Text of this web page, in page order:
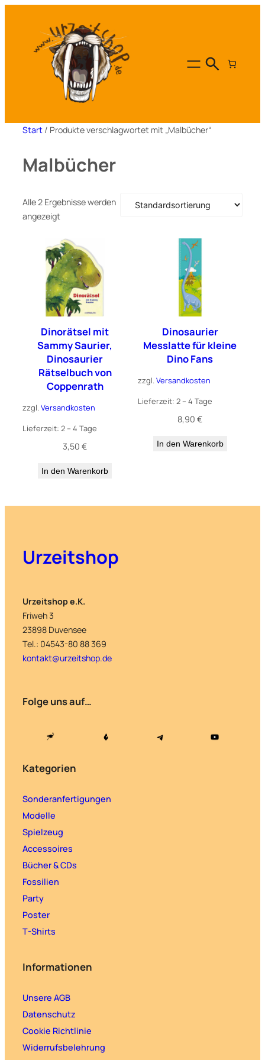
Start / Produkte verschlagwortet mit „Malbücher“
Malbücher
Alle 2 Ergebnisse werden
angezeigt
Dinorätsel mit
Sammy Saurier,
Dinosaurier
Rätselbuch von
Coppenrath
zzgl.Versandkosten
Lieferzeit: 2 – 4 Tage
3,50€
In den Warenkorb
Dinosaurier
Messlatte für kleine
Dino Fans
zzgl.Versandkosten
Lieferzeit: 2 – 4 Tage
8,90€
In den Warenkorb
Urzeitshop
Urzeitshop e.K.
Friweh 3
23898 Duvensee
Tel.: 04543-80 88 369
kontakt@urzeitshop.de
Folge uns auf…
Kategorien
Sonderanfertigungen
Modelle
Spielzeug
Accessoires
Bücher & CDs
Fossilien
Party
Poster
T-Shirts
Informationen
Unsere AGB
Datenschutz
Cookie Richtlinie
Widerrufsbelehrung